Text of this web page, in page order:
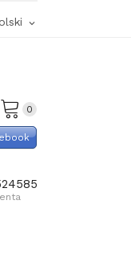
expand_more
0